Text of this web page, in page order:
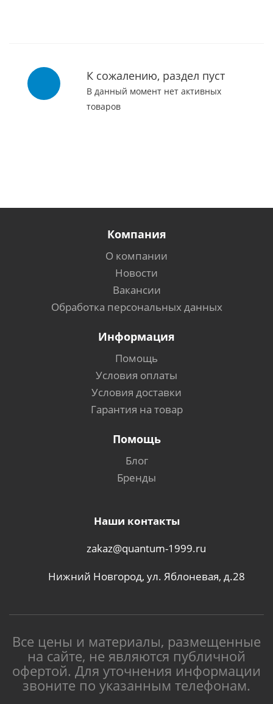
К сожалению, раздел пуст
В данный момент нет активных
товаров
Компания
О компании
Новости
Вакансии
Обработка персональных данных
Информация
Помощь
Условия оплаты
Условия доставки
Гарантия на товар
Помощь
Блог
Бренды
Наши контакты
zakaz@quantum-1999.ru
Нижний Новгород, ул. Яблоневая, д.28
Все цены и материалы, размещенные
на сайте, не являются публичной
офертой. Для уточнения информации
звоните по указанным телефонам.